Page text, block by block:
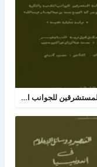
دراسة المستشرقين للجوانب العقدية والفكرية من حركة الشيخ محمد بن عبدالوهاب رحمه الله